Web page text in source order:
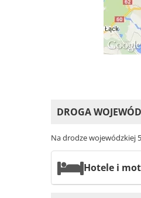
DROGA
Na drodze wojewódzkiej
Hotele i